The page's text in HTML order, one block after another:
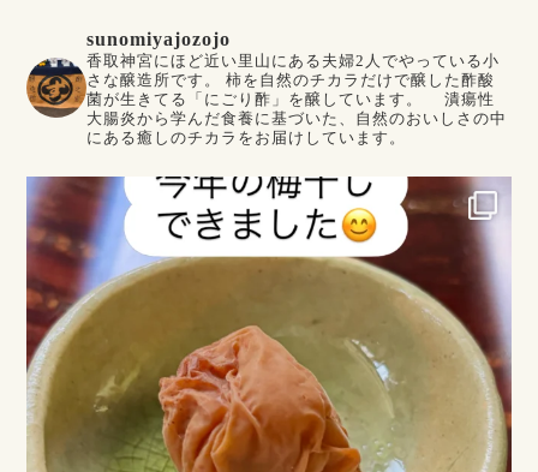
sunomiyajozojo
香取神宮にほど近い里山にある夫婦2人でやっている小
さな醸造所です。
柿を自然のチカラだけで醸した酢酸
菌が生きてる「にごり酢」を醸しています。
潰瘍性
大腸炎から学んだ食養に基づいた、自然のおいしさの中
にある癒しのチカラをお届けしています。